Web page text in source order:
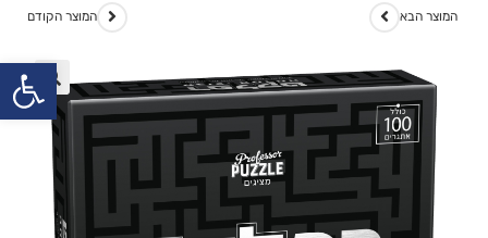
המוצר הקודם המוצר הבא